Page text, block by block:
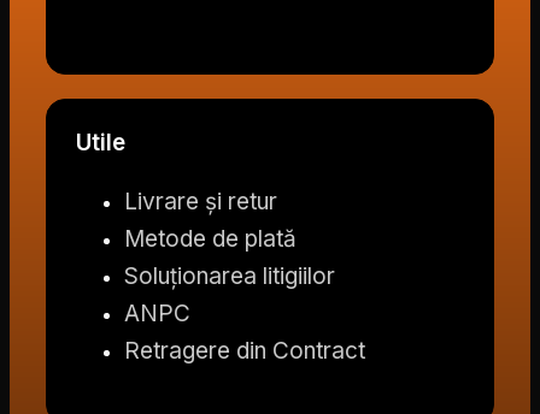
Utile
Livrare și retur
Metode de plată
Soluționarea litigiilor
ANPC
Retragere din Contract